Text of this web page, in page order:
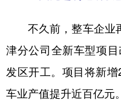
新疆 内蒙古
多语种频道
不久前，整车企业再
津分公司全新车型项
发区开工。项目将新
车业产值提升近百亿元。